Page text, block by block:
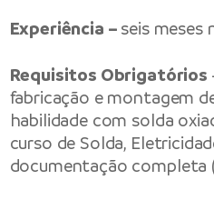
Experiência – seis meses
Requisitos Obrigatórios
fabricação e montagem
habilidade com solda
curso de Solda,
documentação completa